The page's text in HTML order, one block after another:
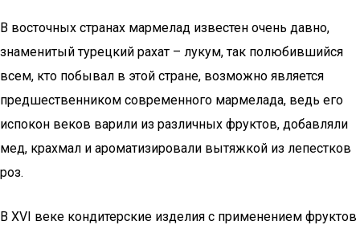
В восточных странах мармелад известен очень давно,
знаменитый турецкий рахат – лукум, так полюбившийся
всем, кто побывал в этой стране, возможно является
предшественником современного мармелада, ведь его
испокон веков варили из различных фруктов, добавляли
мед, крахмал и ароматизировали вытяжкой из лепестков
роз.
В XVI веке кондитерские изделия с применением фруктов